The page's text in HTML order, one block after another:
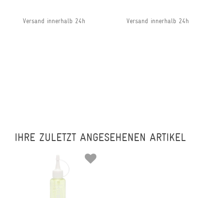
Versand innerhalb 24h Versand innerhalb 24h
IHRE ZULETZT ANGESEHENEN ARTIKEL